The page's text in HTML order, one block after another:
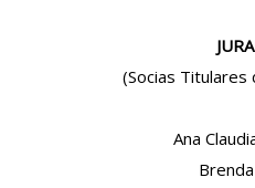
(Socias Titulares
Ana